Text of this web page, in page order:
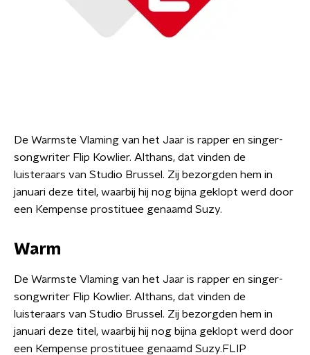
De Warmste Vlaming van het Jaar is rapper en singer-
songwriter Flip Kowlier. Althans, dat vinden de
luisteraars van Studio Brussel. Zij bezorgden hem in
januari deze titel, waarbij hij nog bijna geklopt werd door
een Kempense prostituee genaamd Suzy.
Warm
De Warmste Vlaming van het Jaar is rapper en singer-
songwriter Flip Kowlier. Althans, dat vinden de
luisteraars van Studio Brussel. Zij bezorgden hem in
januari deze titel, waarbij hij nog bijna geklopt werd door
een Kempense prostituee genaamd Suzy.FLIP